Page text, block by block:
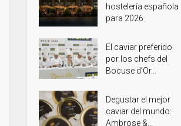
hostelería española
para 2026
El caviar preferido
por los chefs del
Bocuse d’Or...
Degustar el mejor
caviar del mundo:
Ambrose &...